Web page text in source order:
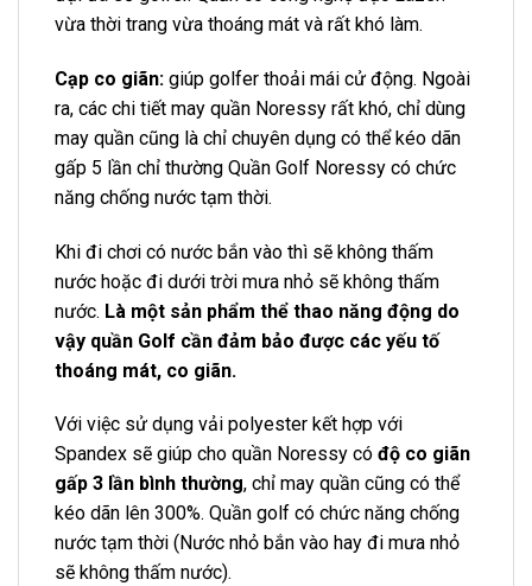
vừa thời trang vừa thoáng mát và rất khó làm.
Cạp co giãn: giúp golfer thoải mái cử động. Ngoài
ra, các chi tiết may quần Noressy rất khó, chỉ dùng
may quần cũng là chỉ chuyên dụng có thể kéo dãn
gấp 5 lần chỉ thường Quần Golf Noressy có chức
năng chống nước tạm thời.
Khi đi chơi có nước bắn vào thì sẽ không thấm
nước hoặc đi dưới trời mưa nhỏ sẽ không thấm
nước. Là một sản phẩm thể thao năng động do
vậy quần Golf cần đảm bảo được các yếu tố
thoáng mát, co giãn.
Với việc sử dụng vải polyester kết hợp với
Spandex sẽ giúp cho quần Noressy có độ co giãn
gấp 3 lần bình thường, chỉ may quần cũng có thể
kéo dãn lên 300%. Quần golf có chức năng chống
nước tạm thời (Nước nhỏ bắn vào hay đi mưa nhỏ
sẽ không thấm nước).